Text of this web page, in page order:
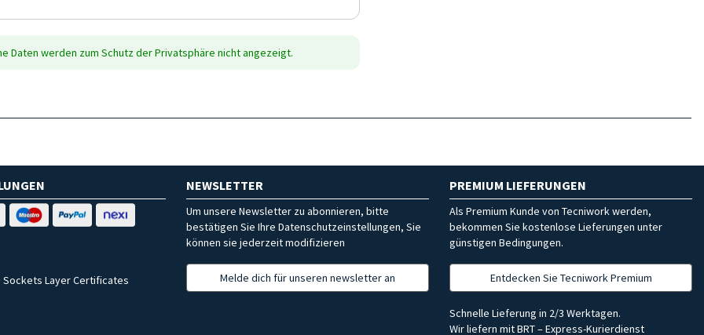
Daten werden zum Schutz der Privatsphäre nicht angezeigt.
Sockets Layer Certificates
NEWSLETTER
Um unsere Newsletter zu abonnieren, bitte
bestätigen Sie Ihre Datenschutzeinstellungen, Sie
können sie jederzeit modifizieren
Melde dich für unseren newsletter an
PREMIUM LIEFERUNGEN
Als Premium Kunde von Tecniwork werden,
bekommen Sie kostenlose Lieferungen unter
günstigen Bedingungen.
Entdecken Sie Tecniwork Premium
Schnelle Lieferung in 2/3 Werktagen.
Wir liefern mit BRT – Express-Kurierdienst